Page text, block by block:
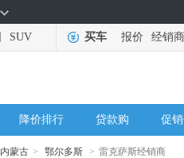
SUV 买车 报价 经销商
降价排行 贷款购 促
内蒙古 > 鄂尔多斯 > 雷克萨斯经销商